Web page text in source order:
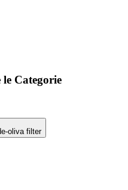
Categorie
oliva filter